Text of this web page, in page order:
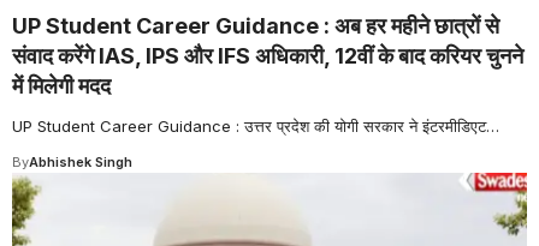
UP Student Career Guidance : अब हर महीने छात्रों से
संवाद करेंगे IAS, IPS और IFS अधिकारी, 12वीं के बाद करियर चुनने
में मिलेगी मदद
UP Student Career Guidance : उत्तर प्रदेश की योगी सरकार ने इंटरमीडिएट…
ByAbhishek Singh